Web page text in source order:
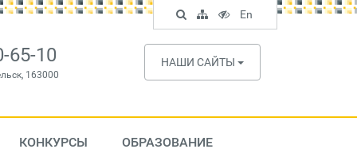
65-10
163000
НАШИ САЙТЫ
КОНКУРСЫ ОБРАЗОВАНИЕ
Поиск
по
сайту
Карта
сайта
Версия
для
слабовидящих
En
English